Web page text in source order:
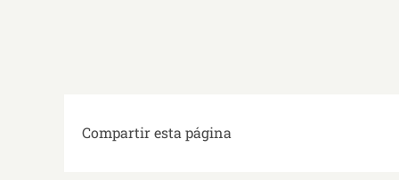
Compartir esta página